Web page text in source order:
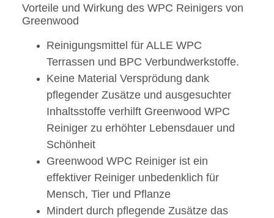
Vorteile und Wirkung des WPC Reinigers von
Greenwood
Reinigungsmittel für ALLE WPC
Terrassen und BPC Verbundwerkstoffe.
Keine Material Versprödung dank
pflegender Zusätze und ausgesuchter
Inhaltsstoffe verhilft Greenwood WPC
Reiniger zu erhöhter Lebensdauer und
Schönheit
Greenwood WPC Reiniger ist ein
effektiver Reiniger unbedenklich für
Mensch, Tier und Pflanze
Mindert durch pflegende Zusätze das